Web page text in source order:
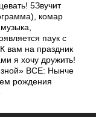
5Звучит
комар
паук с
вам на праздник
я хочу дружить!
зной» ВСЕ: Нынче
рождения